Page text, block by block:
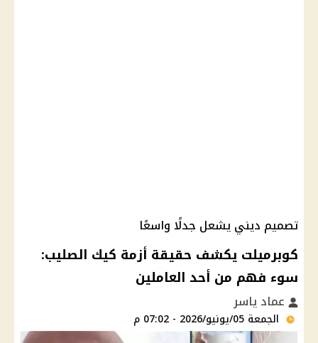
تصميم ديني يشعل جدلًا واسعًا
كوبرميلت يكشف حقيقة أزمة كيك الصليب:
سوء فهم من أحد العاملين
عماد ياسر
الجمعة 05/يونيو/2026 - 07:02 م